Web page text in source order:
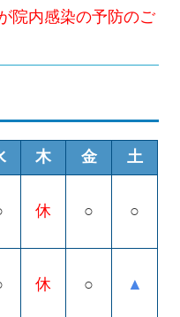
院内感染の予防のご
木 金
土
休 ○ ○
休 ○ ▲